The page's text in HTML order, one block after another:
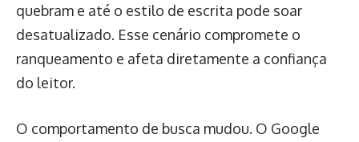
quebram e até o estilo de escrita pode soar
desatualizado. Esse cenário compromete o
ranqueamento e afeta diretamente a confiança
do leitor.
O comportamento de busca mudou. O Google